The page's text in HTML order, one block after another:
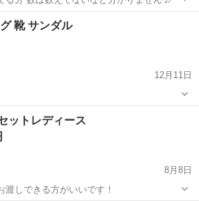
食器
靴 サンダル
12月11日
ットレディース
8月8日
渡しできる方がいいです！